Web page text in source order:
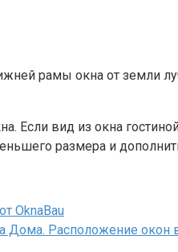
рамы окна от земли
вид из окна
размера и
OknaBau
Расположение окон